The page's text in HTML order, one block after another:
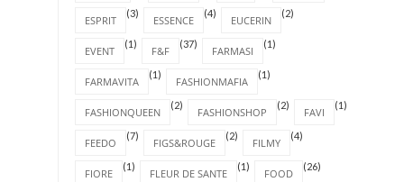
ESPRIT
(3)
ESSENCE
(4)
EUCERIN
(2)
EVENT
(1)
F&F
(37)
FARMASI
(1)
FARMAVITA
(1)
FASHIONMAFIA
(1)
FASHIONQUEEN
(2)
FASHIONSHOP
(2)
FAVI
(1)
FEEDO
(7)
FIGS&ROUGE
(2)
FILMY
(4)
FIORE
(1)
FLEUR DE SANTE
(1)
FOOD
(26)